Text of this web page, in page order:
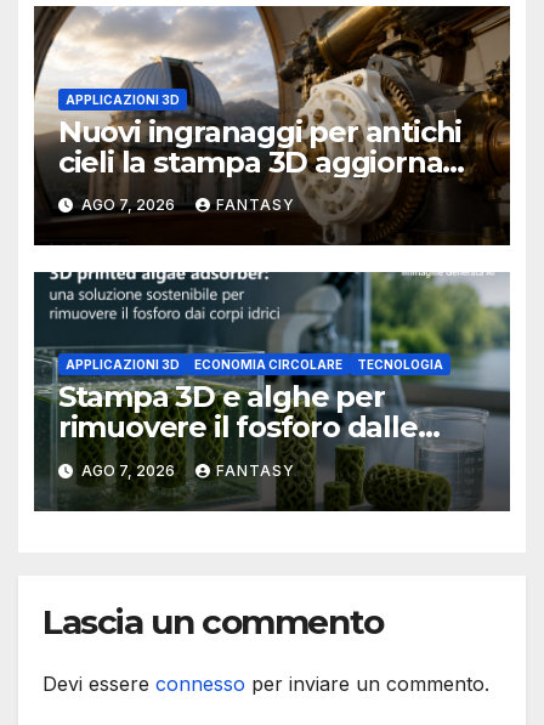
APPLICAZIONI 3D
Nuovi ingranaggi per antichi
cieli la stampa 3D aggiorna
un osservatorio del 1930 della
University of Arkansas at
Little Rock
AGO 7, 2026 FANTASY
APPLICAZIONI 3D ECONOMIA CIRCOLARE TECNOLOGIA
Stampa 3D e alghe per
rimuovere il fosforo dalle
acque il progetto della
Florida Atlantic University
AGO 7, 2026 FANTASY
Lascia un commento
Devi essere connesso per inviare un commento.